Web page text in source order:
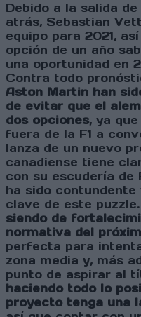
Debido a la salida
atrás, Sebastian
equipo para 2021,
opción de un año
una oportunidad en
Contra todo
Aston Martin han
de evitar que el
dos opciones, ya
fuera de la F1 a
lanza de un nuevo
canadiense tiene
con su escudería de
ha sido contundente
clave de este puzzle.
siendo de
normativa del
perfecta para
zona media y, más
punto de aspirar al
haciendo todo lo
proyecto tenga una